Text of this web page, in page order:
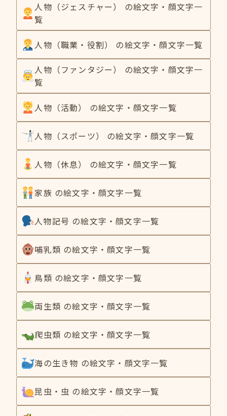
人物（ジェスチャー） の絵文字・顔文字一
覧
人物（職業・役割） の絵文字・顔文字一覧
人物（ファンタジー） の絵文字・顔文字一
覧
人物（活動） の絵文字・顔文字一覧
人物（スポーツ） の絵文字・顔文字一覧
人物（休息） の絵文字・顔文字一覧
家族 の絵文字・顔文字一覧
人物記号 の絵文字・顔文字一覧
哺乳類 の絵文字・顔文字一覧
鳥類 の絵文字・顔文字一覧
両生類 の絵文字・顔文字一覧
爬虫類 の絵文字・顔文字一覧
海の生き物 の絵文字・顔文字一覧
昆虫・虫 の絵文字・顔文字一覧